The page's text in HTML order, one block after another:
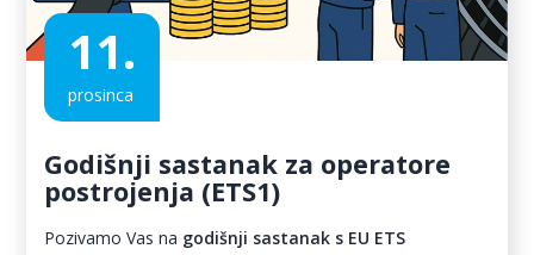
11.
prosinca
Godišnji sastanak za operatore
postrojenja (ETS1)
Pozivamo Vas na godišnji sastanak s EU ETS